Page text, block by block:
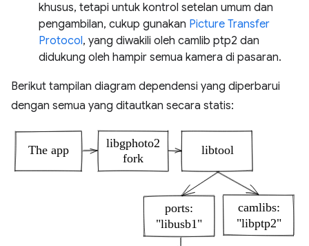
khusus, tetapi untuk kontrol setelan umum dan
pengambilan, cukup gunakan Picture Transfer
Protocol, yang diwakili oleh camlib ptp2 dan
didukung oleh hampir semua kamera di pasaran.
Berikut tampilan diagram dependensi yang diperbarui
dengan semua yang ditautkan secara statis: